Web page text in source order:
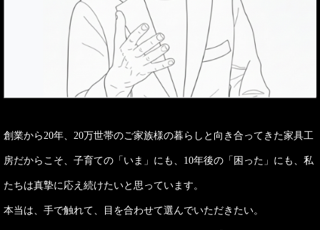
創業から20年、20万世帯のご家族様の暮らしと向き合ってきた家具工
房だからこそ、子育ての「いま」にも、10年後の「困った」にも、私
たちは真摯に応え続けたいと思っています。
本当は、手で触れて、目を合わせて選んでいただきたい。